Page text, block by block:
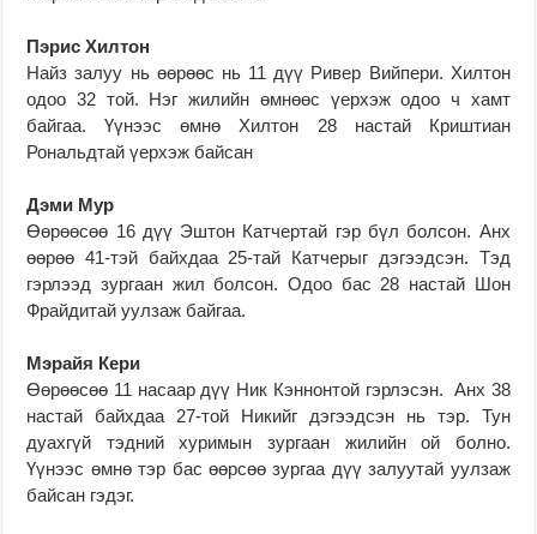
Пэрис Хилтон
Найз залуу нь өөрөөс нь 11 дүү Ривер Вийпери. Хилтон
одоо 32 той. Нэг жилийн өмнөөс үерхэж одоо ч хамт
байгаа. Үүнээс өмнө Хилтон 28 настай Криштиан
Рональдтай үерхэж байсан
Дэми Мур
Өөрөөсөө 16 дүү Эштон Катчертай гэр бүл болсон. Анх
өөрөө 41-тэй байхдаа 25-тай Катчерыг дэгээдсэн. Тэд
гэрлээд зургаан жил болсон. Одоо бас 28 настай Шон
Фрайдитай уулзаж байгаа.
Мэрайя Кери
Өөрөөсөө 11 насаар дүү Ник Кэннонтой гэрлэсэн. Анх 38
настай байхдаа 27-той Никийг дэгээдсэн нь тэр. Тун
дуахгүй тэдний хуримын зургаан жилийн ой болно.
Үүнээс өмнө тэр бас өөрсөө зургаа дүү залуутай уулзаж
байсан гэдэг.